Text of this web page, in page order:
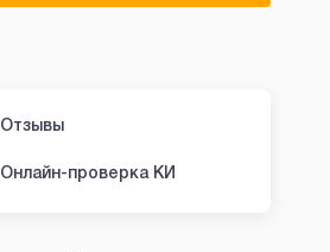
Отзывы
Онлайн-проверка КИ